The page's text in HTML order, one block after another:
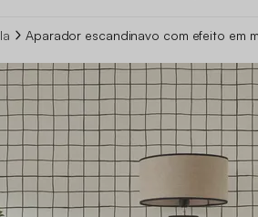
Aparador escandinavo com efeito em